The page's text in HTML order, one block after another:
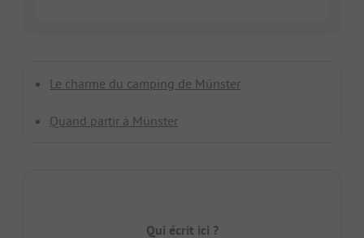
Le charme du camping de Münster
Quand partir à Münster
Qui écrit ici ?